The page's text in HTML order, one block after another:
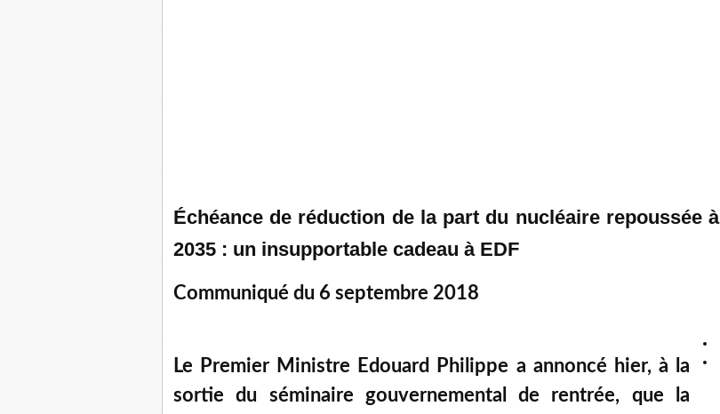
Échéance de réduction de la part du nucléaire repoussée à
2035 : un insupportable cadeau à EDF
Communiqué du 6 septembre 2018
Le Premier Ministre Edouard Philippe a annoncé hier, à la
sortie du séminaire gouvernemental de rentrée, que la